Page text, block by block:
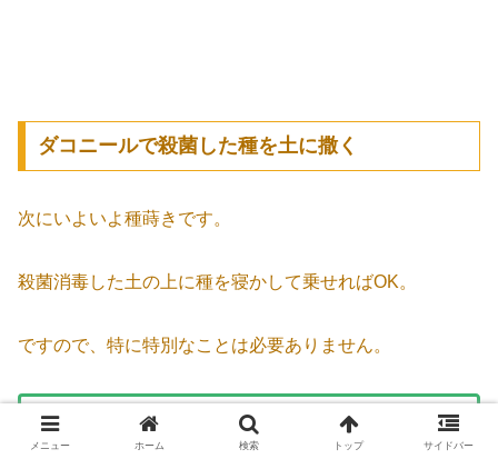
ダコニールで殺菌した種を土に撒く
次にいよいよ種蒔きです。
殺菌消毒した土の上に種を寝かして乗せればOK。
ですので、特に特別なことは必要ありません。
アガベの種子は光を好む種子なので上から
土を被
メニュー ホーム 検索 トップ サイドバー